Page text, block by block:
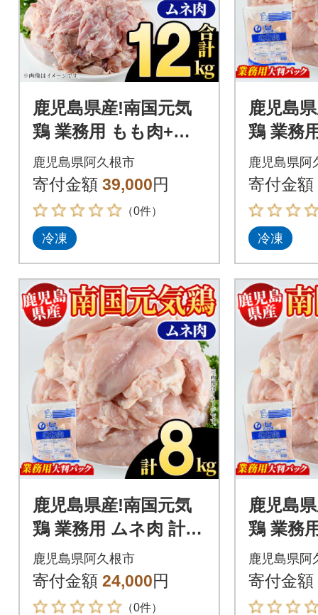
鹿児島県産!南国元気
鶏 業務用 もも肉+ム
ネ肉 セット 計12kg
【さるがく水産】akn
028-25
鹿児島県阿久根市
寄付金額 39,000円
（0件）
冷凍
鹿児島
鶏 業務
く水産
鹿児島県阿
寄付金額
冷凍
鹿児島県産!南国元気
鶏 業務用 ムネ肉 計8k
g(2kg×4P)【さるがく
水産】akn028-15
鹿児島県阿久根市
寄付金額 24,000円
（0件）
鹿児島
鶏 業務
水産】
鹿児島県阿
寄付金額